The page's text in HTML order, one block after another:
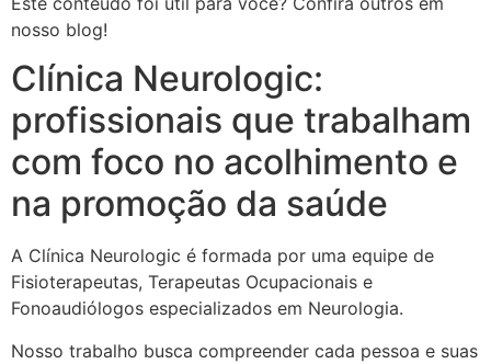
nosso blog!
Clínica Neurologic:
profissionais que trabalham
com foco no acolhimento e
na promoção da saúde
A Clínica Neurologic é formada por uma equipe de
Fisioterapeutas, Terapeutas Ocupacionais e
Fonoaudiólogos especializados em Neurologia.
Nosso trabalho busca compreender cada pessoa e suas